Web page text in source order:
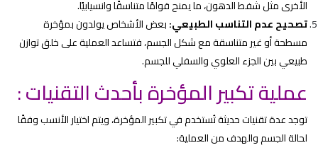
الأخرى مثل شفط الدهون، ما يمنح قوامًا متناسقًا وانسيابيًا.
تصحيح عدم التناسب الطبيعي:بعض الأشخاص يولدون بمؤخرة
مسطحة أو غير متناسقة مع شكل الجسم، فتساعد العملية على خلق توازن
طبيعي بين الجزء العلوي والسفلي للجسم.
عملية تكبير المؤخرة بأحدث التقنيات :
توجد عدة تقنيات حديثة تُستخدم في تكبير المؤخرة، ويتم اختيار الأنسب وفقًا
لحالة الجسم والهدف من العملية: